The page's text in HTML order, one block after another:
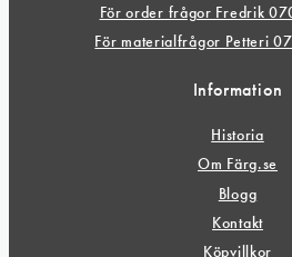
För order frågor Fredrik
För materialfrågor Petteri
Information
Historia
Om Färg.se
Blogg
Kontakt
Köpvillkor